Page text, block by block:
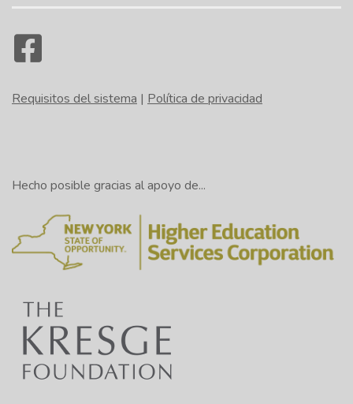
Requisitos del sistema | Política de privacidad
Hecho posible gracias al apoyo de...